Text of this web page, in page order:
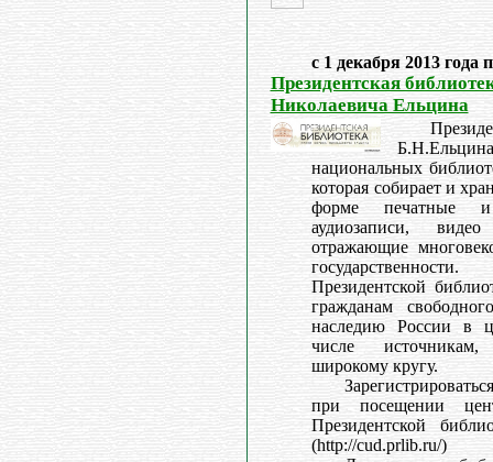
с 1 декабря 2013 года
Президентская
Николаевича Ельцина
национальных
которая собирает и
форме печатные и
аудиозаписи,
отражающие
Президентской
гражданам
наследию России в
числе
широкому кругу.
при посещении
Президентской
(http://cud.prlib.ru/)